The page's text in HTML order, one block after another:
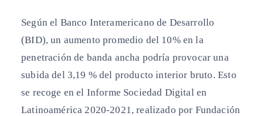
Según el Banco Interamericano de Desarrollo
(BID), un aumento promedio del 10% en la
penetración de banda ancha podría provocar una
subida del 3,19 % del producto interior bruto. Esto
se recoge en el Informe Sociedad Digital en
Latinoamérica 2020-2021, realizado por Fundación